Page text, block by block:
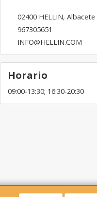
-
02400 HELLIN, Albacete
967305651
INFO@HELLIN.COM
Horario
09:00-13:30; 16:30-20:30